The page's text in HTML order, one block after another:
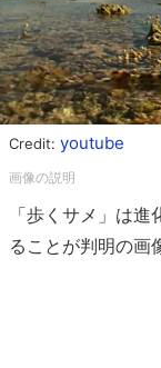
Credit: youtube
「歩くサメ」は
ることが判明の画